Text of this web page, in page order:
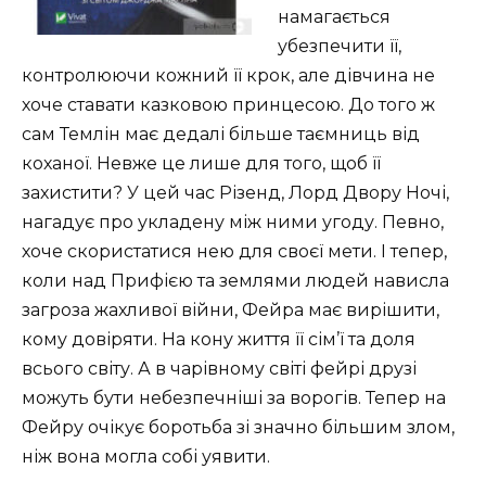
намагається
убезпечити її,
контролюючи кожний її крок, але дівчина не
хоче ставати казковою принцесою. До того ж
сам Темлін має дедалі більше таємниць від
коханої. Невже це лише для того, щоб її
захистити? У цей час Різенд, Лорд Двору Ночі,
нагадує про укладену між ними угоду. Певно,
хоче скористатися нею для своєї мети. І тепер,
коли над Прифією та землями людей нависла
загроза жахливої війни, Фейра має вирішити,
кому довіряти. На кону життя її сім’ї та доля
всього світу. А в чарівному світі фейрі друзі
можуть бути небезпечніші за ворогів. Тепер на
Фейру очікує боротьба зі значно більшим злом,
ніж вона могла собі уявити.